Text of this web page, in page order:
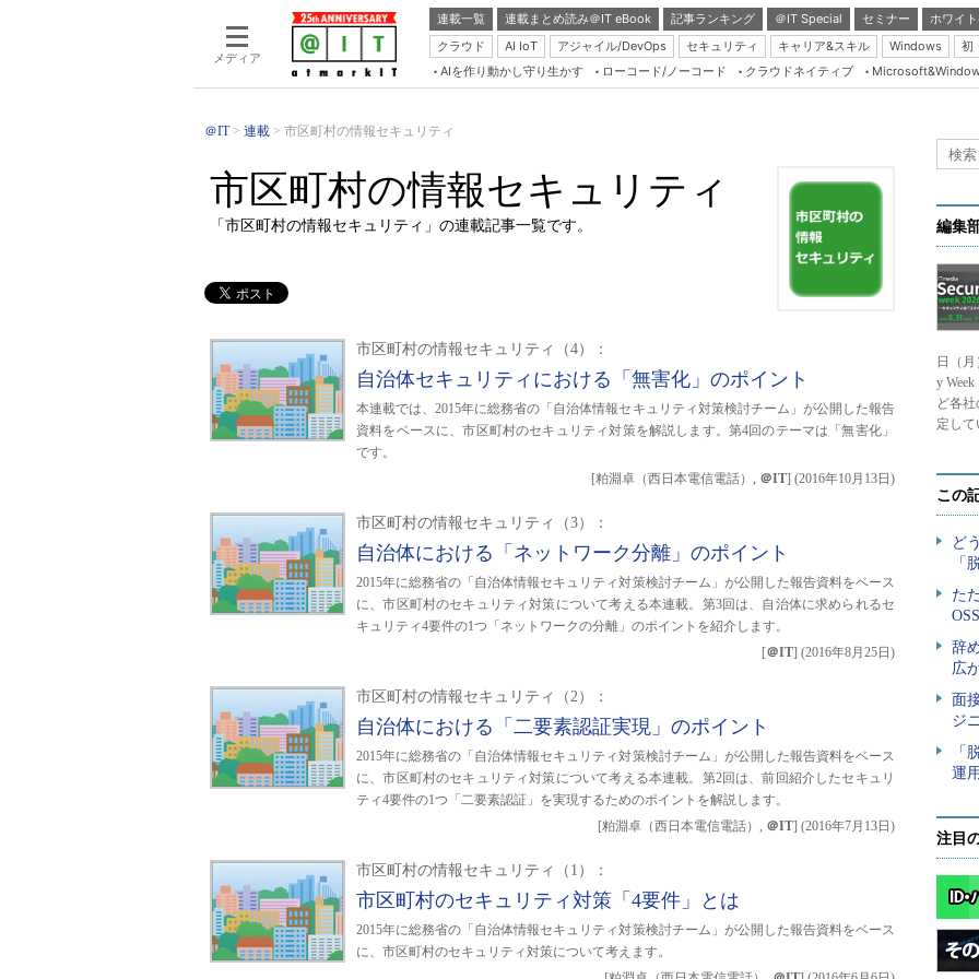
メディア
連載一覧 連載まとめ読み＠IT eBook 記事ランキング ＠IT Special セミナー
ホワイ
クラウド
AI IoT アジャイル/DevOps セキュリティ キャリア&スキル Windows
初
Server & Storage
Coding Edge
Java Agile
Database Expert
Linux ＆ OSS
Master of IP Network
Security & Trust
Test & Tools
Insider.NET
ブログ
AIを作り動かし守り生かす ローコード/ノーコード クラウドネイティブ
＠IT 連載 市区町村の情報セキュリティ
市区町村の情報セキュリティ
「市区町村の情報セキュリティ」の連載記事一覧です。
市区町村の情報セキュリティ（4）：
自治体セキュリティにおける「無害化」のポイント
本連載では、2015年に総務省の「自治体情報セキュリティ対策検討チーム」が公開した報告
資料をベースに、市区町村のセキュリティ対策を解説します。第4回のテーマは「無害化」
です。
[粕淵卓（西日本電信電話）, ＠IT] (2016年10月13日 )
市区町村の情報セキュリティ（3）：
自治体における「ネットワーク分離」のポイント
2015年に総務省の「自治体情報セキュリティ対策検討チーム」が公開した報告資料をベース
に、市区町村のセキュリティ対策について考える本連載。第3回は、自治体に求められるセ
キュリティ4要件の1つ「ネットワークの分離」のポイントを紹介します。
[＠IT] (2016年8月25日 )
市区町村の情報セキュリティ（2）：
自治体における「二要素認証実現」のポイント
2015年に総務省の「自治体情報セキュリティ対策検討チーム」が公開した報告資料をベース
に、市区町村のセキュリティ対策について考える本連載。第2回は、前回紹介したセキュリ
ティ4要件の1つ「二要素認証」を実現するためのポイントを解説します。
[粕淵卓（西日本電信電話）, ＠IT] (2016年7月13日 )
市区町村の情報セキュリティ（1）：
市区町村のセキュリティ対策「4要件」とは
2015年に総務省の「自治体情報セキュリティ対策検討チーム」が公開した報告資料をベース
に、市区町村のセキュリティ対策について考えます。
編集
日（
y
ど各
定し
注目